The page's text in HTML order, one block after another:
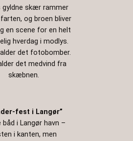
gyldne skær rammer
farten, og broen bliver
en scene for en helt
hverdag i modlys.
det fotobomber.
det medvind fra
skæbnen.
fest i Langør”
båd i Langør havn –
i kanten, men